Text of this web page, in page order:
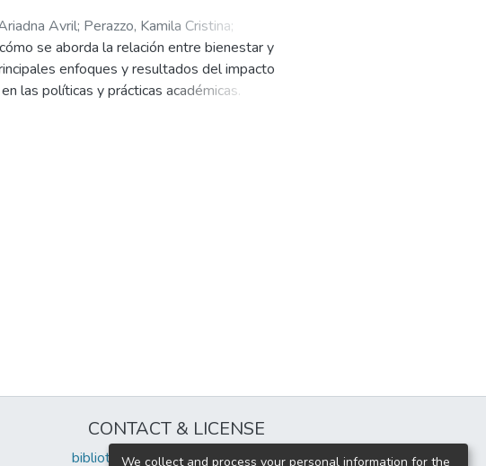
Avril; Perazzo, Kamila Cristina;
se aborda la relación entre bienestar y
enfoques y resultados del impacto
las políticas y prácticas académicas.
investigaciones aplicadas, revisiones
CONTACT & LICENSE
biblioteca@uflouniversidad.edu.ar
We collect and process your personal information for the